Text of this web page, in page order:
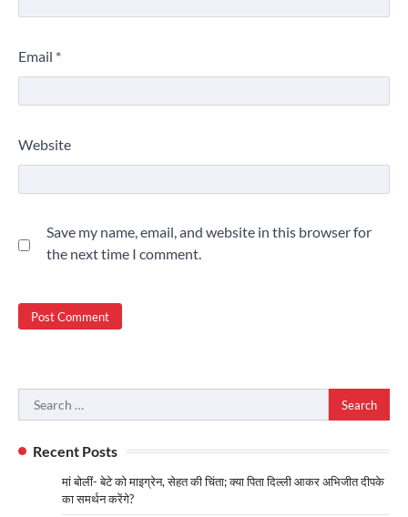
Email *
Website
Save my name, email, and website in this browser for
the next time I comment.
Search
for:
Recent Posts
मां बोलीं- बेटे को माइग्रेन, सेहत की चिंता; क्या पिता दिल्ली आकर अभिजीत दीपके
का समर्थन करेंगे?